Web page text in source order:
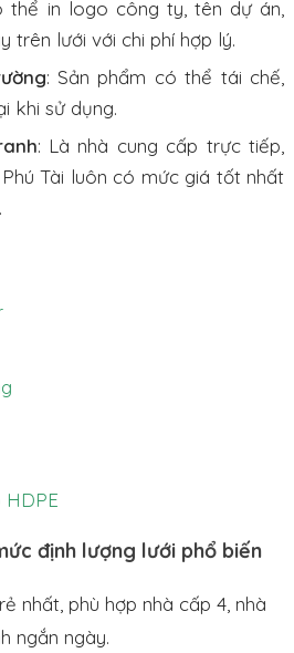
thể in logo công ty, tên dự án,
trên lưới với chi phí hợp lý.
: Sản phẩm có thể tái chế,
khi sử dụng.
: Là nhà cung cấp trực tiếp,
Tài luôn có mức giá tốt nhất
HDPE
định lượng lưới phổ biến
nhất, phù hợp nhà cấp 4, nhà
ngắn ngày.